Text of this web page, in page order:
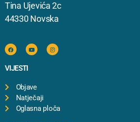
Tina Ujevića 2c
44330 Novska
VIJESTI
Objave
Natječaji
Oglasna ploča